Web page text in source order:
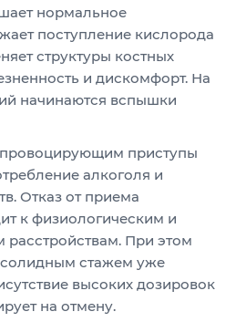
нормальное
поступление кислорода
структуры костных
и дискомфорт. На
начинаются вспышки
приступы
алкоголя и
Отказ от приема
к физиологическим и
При этом
стажем уже
высоких дозировок
на отмену.